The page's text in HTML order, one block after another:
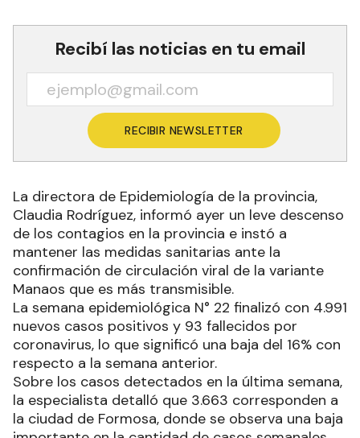
Recibí las noticias en tu email
RECIBIR NEWSLETTER
La directora de Epidemiología de la provincia,
Claudia Rodríguez, informó ayer un leve descenso
de los contagios en la provincia e instó a
mantener las medidas sanitarias ante la
confirmación de circulación viral de la variante
Manaos que es más transmisible.
La semana epidemiológica N° 22 finalizó con 4.991
nuevos casos positivos y 93 fallecidos por
coronavirus, lo que significó una baja del 16% con
respecto a la semana anterior.
Sobre los casos detectados en la última semana,
la especialista detalló que 3.663 corresponden a
la ciudad de Formosa, donde se observa una baja